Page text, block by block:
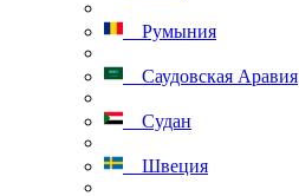
Румыния
Саудовская Аравия
Судан
Швеция